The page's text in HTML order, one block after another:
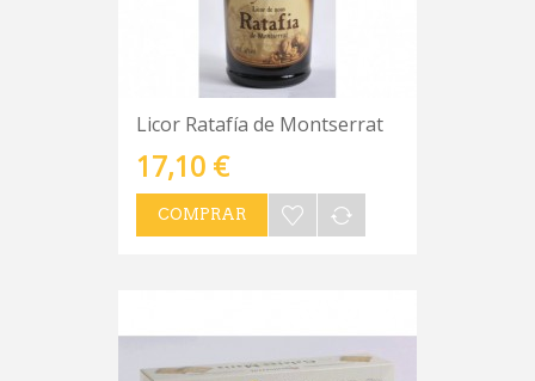
Licor Ratafía de Montserrat
17,10 €
COMPRAR